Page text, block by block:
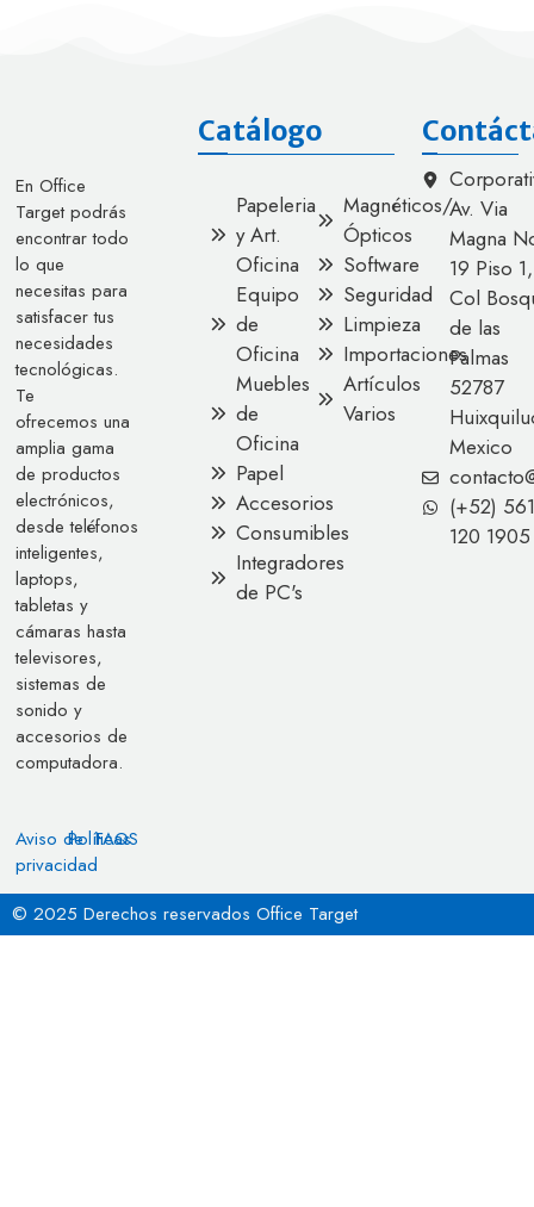
En Office
Target podrás
encontrar todo
lo que
necesitas para
satisfacer tus
necesidades
tecnológicas.
Te
ofrecemos una
amplia gama
de productos
electrónicos,
desde teléfonos
inteligentes,
laptops,
tabletas y
cámaras hasta
televisores,
sistemas de
sonido y
accesorios de
computadora.
Aviso de
privacidad
Políticas
FAQS
Catálogo
Papeleria
y Art.
Oficina
Equipo
de
Oficina
Muebles
de
Oficina
Papel
Accesorios
Consumibles
Integradores
de PC's
Magnéticos/
Ópticos
Software
Seguridad
Limpieza
Importaciones
Artículos
Varios
Av. Via
Magna
19 Piso 1,
Col
de las
Palmas
52787
Mexico
(+52) 561
120 1905
© 2025 Derechos reservados Office Target